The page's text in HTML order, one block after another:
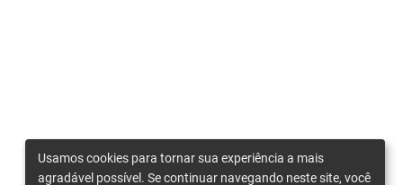
Usamos cookies para tornar sua experiência a mais
agradável possível. Se continuar navegando neste site, você